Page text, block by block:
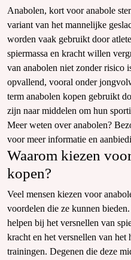
Anabolen, kort voor anabole
variant van het mannelijke
worden vaak gebruikt door
spiermassa en kracht willen
van anabolen niet zonder risico
opvallend, vooral onder
term anabolen kopen gebruikt
zijn naar middelen om hun
Meer weten over anabolen?
voor meer informatie en
Waarom kiezen
kopen?
Veel mensen kiezen voor
voordelen die ze kunnen
helpen bij het versnellen van
kracht en het versnellen van het
trainingen. Degenen die deze